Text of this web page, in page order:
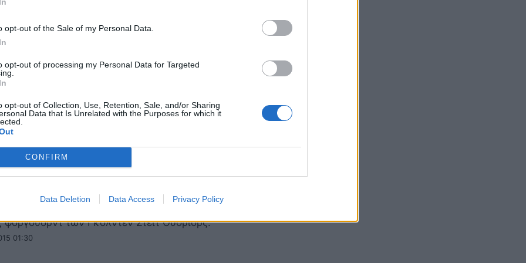
opt-out of the Sale of my Personal Data.
opt-out of processing my Personal Data for Targeted
opt-out of Collection, Use, Retention, Sale, and/or Sharing
Data that Is Unrelated with the Purposes for which it
CONFIRM
Data Deletion Data Access Privacy Policy
Μπακς: Εμπειρίες μετρά ο Τζέισον Κιντ
ήττες στα έξι τελευταία ματς, ο Τζέισον Κιντ είναι
03:42
Στέιτ Ουόριορς: Δεν… προλαβαίνει ο
φετινούς συμπαίκτες του προσπαθεί ο Ντρέιμοντ Γκριν,
των Γκόλντεν Στέιτ Ουόριορς.
01:30